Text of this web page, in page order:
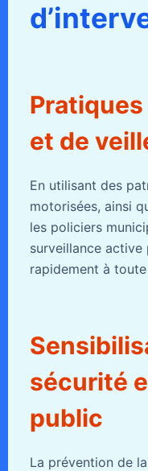
et de
En utilisant des
motorisées, ainsi
les policiers
surveillance
rapidement à
sécurité
public
La prévention de